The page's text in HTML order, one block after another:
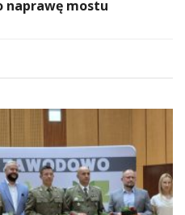
naprawę mostu